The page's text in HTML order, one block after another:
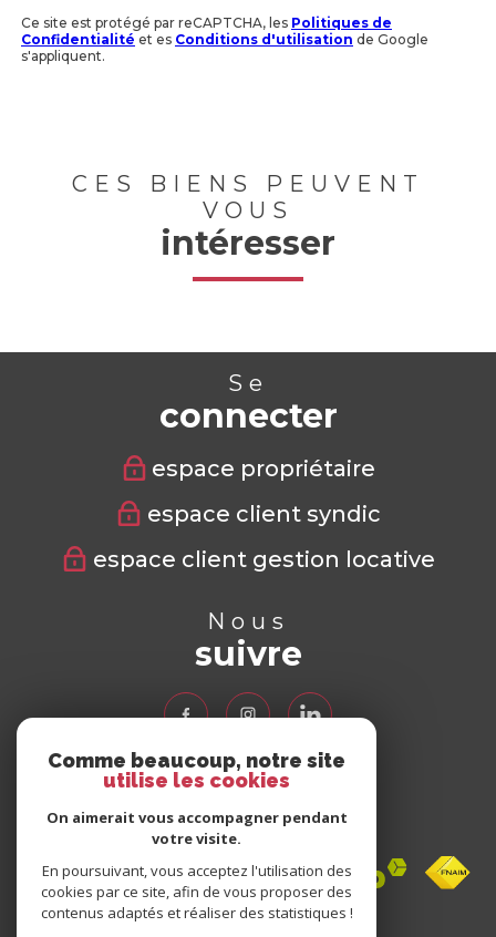
Ce site est protégé par reCAPTCHA, les Politiques de
Confidentialité et es Conditions d'utilisation de Google
s'appliquent.
CES BIENS PEUVENT
VOUS
intéresser
Se
connecter
espace propriétaire
espace client syndic
espace client gestion locative
Nous
suivre
Nous
adhérons
Comme beaucoup, notre site
utilise les cookies
On aimerait vous accompagner pendant
votre visite.
En poursuivant, vous acceptez l'utilisation des
cookies par ce site, afin de vous proposer des
contenus adaptés et réaliser des statistiques !